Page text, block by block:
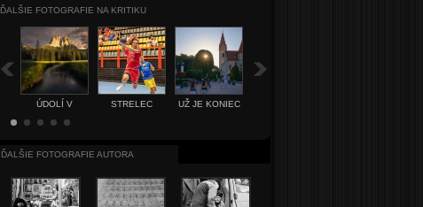
ĎALŠIE FOTOGRAFIE NA KRITIKU
ÚDOLÍ V
STRELEC UŽ JE KONIEC
ĎALŠIE FOTOGRAFIE AUTORA